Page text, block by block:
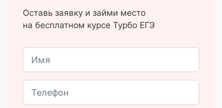
Оставь заявку и займи место
на бесплатном курсе Турбо ЕГЭ